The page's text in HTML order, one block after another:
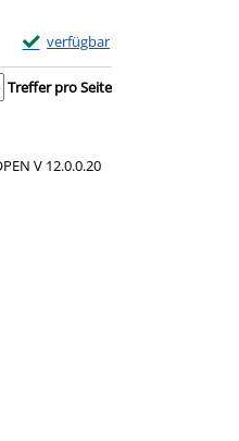
verfügbar
Exemplar-Details von 60 Beete
Treffer pro Seite
V 12.0.0.20